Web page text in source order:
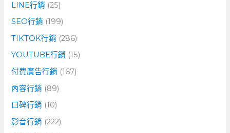
LINE行銷 (25)
SEO行銷 (199)
TIKTOK行銷 (286)
YOUTUBE行銷 (15)
付費廣告行銷 (167)
內容行銷 (89)
口碑行銷 (10)
影音行銷 (222)